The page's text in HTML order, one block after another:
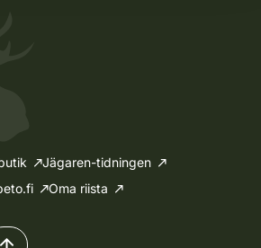
Jägaren-tidningen
Oma riista